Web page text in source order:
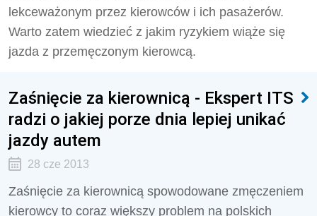
lekceważonym przez kierowców i ich pasażerów.
Warto zatem wiedzieć z jakim ryzykiem wiąże się
jazda z przemęczonym kierowcą.
Zaśnięcie za kierownicą - Ekspert ITS
radzi o jakiej porze dnia lepiej unikać
jazdy autem
28 cze 2013
Zaśnięcie za kierownicą spowodowane zmęczeniem
kierowcy to coraz większy problem na polskich